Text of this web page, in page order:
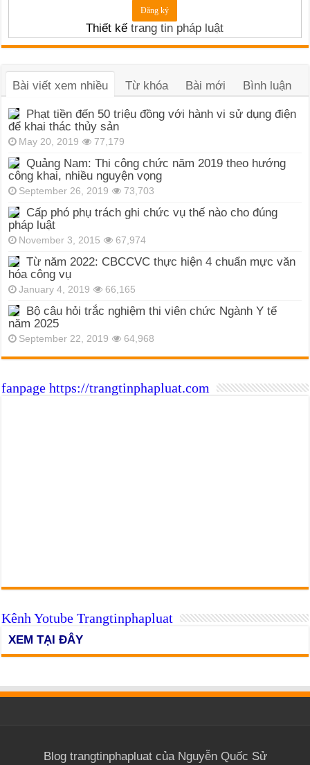
Thiết kếtrang tin pháp luật
Bài viết xem nhiều Từ khóa Bài mới Bình luận
Phạt tiền đến 50 triệu đồng với hành vi sử dụng điện
để khai thác thủy sản
May 20, 2019 77,179
Quảng Nam: Thi công chức năm 2019 theo hướng
công khai, nhiều nguyện vọng
September 26, 2019 73,703
Cấp phó phụ trách ghi chức vụ thế nào cho đúng
pháp luật
November 3, 2015 67,974
Từ năm 2022: CBCCVC thực hiện 4 chuẩn mực văn
hóa công vụ
January 4, 2019 66,165
Bộ câu hỏi trắc nghiệm thi viên chức Ngành Y tế
năm 2025
September 22, 2019 64,968
fanpage https://trangtinphapluat.com
Kênh Yotube Trangtinphapluat
XEM TẠI ĐÂY
Blog trangtinphapluat của Nguyễn Quốc Sử